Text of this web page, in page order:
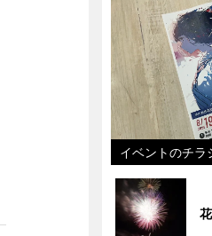
イベントのチラ